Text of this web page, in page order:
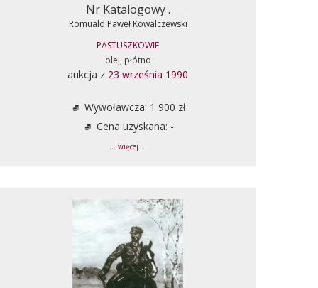
Nr Katalogowy .
Romuald Paweł Kowalczewski
PASTUSZKOWIE
olej, płótno
aukcja z 23 września 1990
Wywoławcza: 1 900 zł
Cena uzyskana: -
... więcej ...